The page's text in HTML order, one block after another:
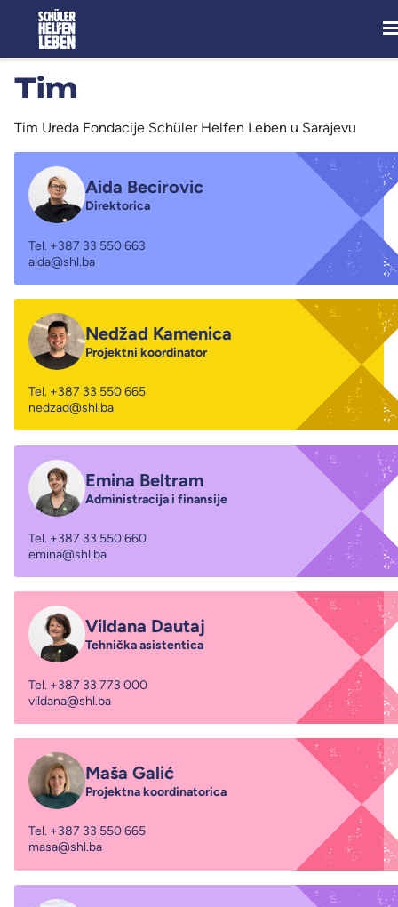
Tim
Tim Ureda Fondacije Schüler Helfen Leben u Sarajevu
Aida Becirovic
Direktorica
Tel. +387 33 550 663
aida@shl.ba
Nedžad Kamenica
Projektni koordinator
Tel. +387 33 550 665
nedzad@shl.ba
Emina Beltram
Administracija i finansije
Tel. +387 33 550 660
emina@shl.ba
Vildana Dautaj
Tehnička asistentica
Tel. +387 33 773 000
vildana@shl.ba
Maša Galić
Projektna koordinatorica
Tel. +387 33 550 665
masa@shl.ba